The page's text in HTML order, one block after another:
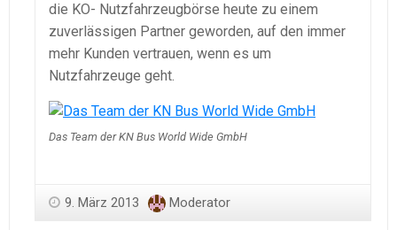
die KO- Nutzfahrzeugbörse heute zu einem
zuverlässigen Partner geworden, auf den immer
mehr Kunden vertrauen, wenn es um
Nutzfahrzeuge geht.
Das Team der KN Bus World Wide GmbH
9. März 2013 Moderator